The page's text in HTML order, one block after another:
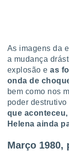
de que
para
não
cookies
o
ou
As imagens da
a mudança
explosão eas
onda de
bem como nos
poder
que
Helena ainda
Março